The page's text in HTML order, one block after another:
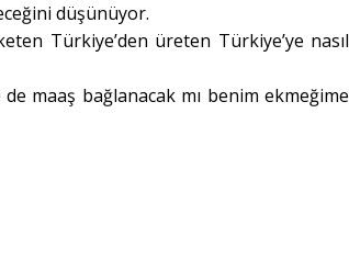
düşünüyor.
Türkiye’den üreten Türkiye’ye nasıl
maaş bağlanacak mı benim ekmeğime